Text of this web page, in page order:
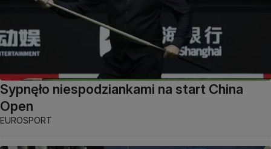
Sypnęło niespodziankami na start China
Open
EUROSPORT